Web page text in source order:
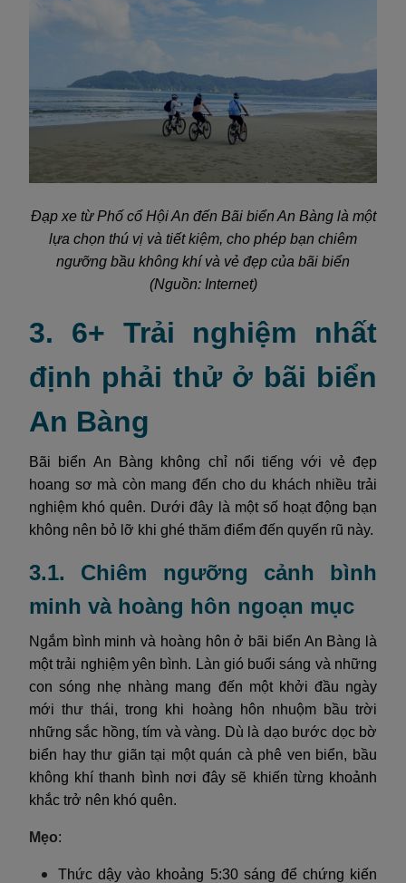
Đạp xe từ Phố cổ Hội An đến Bãi biển An Bàng là một
lựa chọn thú vị và tiết kiệm, cho phép bạn chiêm
ngưỡng bầu không khí và vẻ đẹp của bãi biển
(Nguồn: Internet)
3. 6+ Trải nghiệm nhất
định phải thử ở bãi biển
An Bàng
Bãi biển An Bàng không chỉ nổi tiếng với vẻ đẹp
hoang sơ mà còn mang đến cho du khách nhiều trải
nghiệm khó quên. Dưới đây là một số hoạt động bạn
không nên bỏ lỡ khi ghé thăm điểm đến quyến rũ này.
3.1. Chiêm ngưỡng cảnh bình
minh và hoàng hôn ngoạn mục
Ngắm bình minh và hoàng hôn ở bãi biển An Bàng là
một trải nghiệm yên bình. Làn gió buổi sáng và những
con sóng nhẹ nhàng mang đến một khởi đầu ngày
mới thư thái, trong khi hoàng hôn nhuộm bầu trời
những sắc hồng, tím và vàng. Dù là dạo bước dọc bờ
biển hay thư giãn tại một quán cà phê ven biển, bầu
không khí thanh bình nơi đây sẽ khiến từng khoảnh
khắc trở nên khó quên.
Mẹo:
Thức dậy vào khoảng 5:30 sáng để chứng kiến